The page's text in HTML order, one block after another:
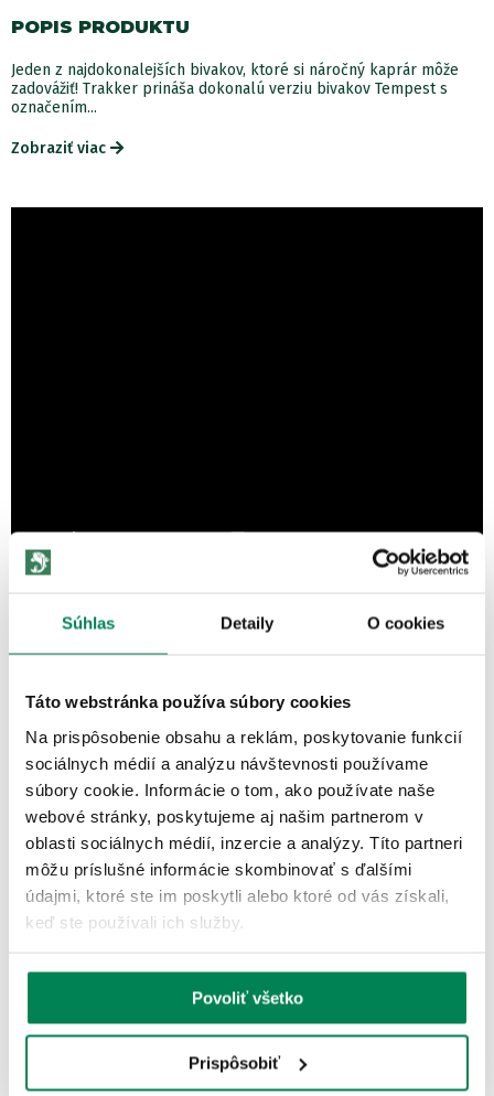
Súhlas Detaily O cookies
Táto webstránka používa súbory cookies
Na prispôsobenie obsahu a reklám, poskytovanie funkcií
sociálnych médií a analýzu návštevnosti používame
súbory cookie. Informácie o tom, ako používate naše
webové stránky, poskytujeme aj našim partnerom v
oblasti sociálnych médií, inzercie a analýzy. Títo partneri
môžu príslušné informácie skombinovať s ďalšími
údajmi, ktoré ste im poskytli alebo ktoré od vás získali,
keď ste používali ich služby.
Povoliť všetko
Prispôsobiť
POPIS PRODUKTU
Jeden z najdokonalejších bivakov, ktoré si náročný kaprár môže
zadovážiť! Trakker prináša dokonalú verziu bivakov Tempest s
označením...
Zobraziť viac
ĎALŠIE PRODUKTY TEJ ISTEJ
ZNAČKY
Akcia -15%
Trakker Čiapka TechPro WR Beanie Black
OD 19.08 €